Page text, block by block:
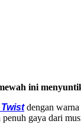
ini
dengan warna
gaya dari